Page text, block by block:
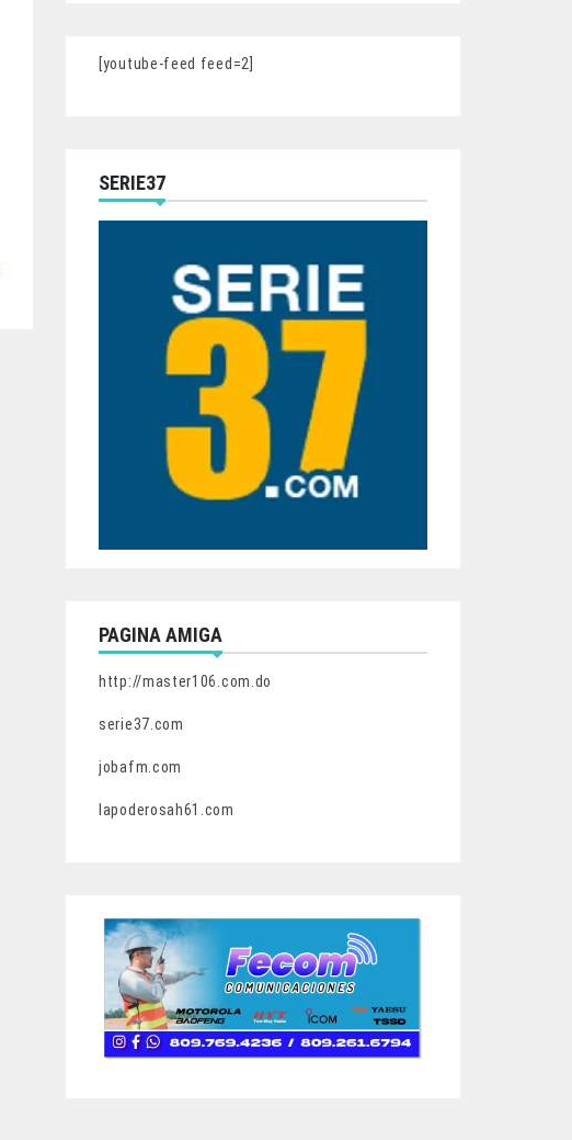
[youtube-feed feed=2]
SERIE37
PAGINA AMIGA
http://master106.com.do
serie37.com
jobafm.com
lapoderosah61.com